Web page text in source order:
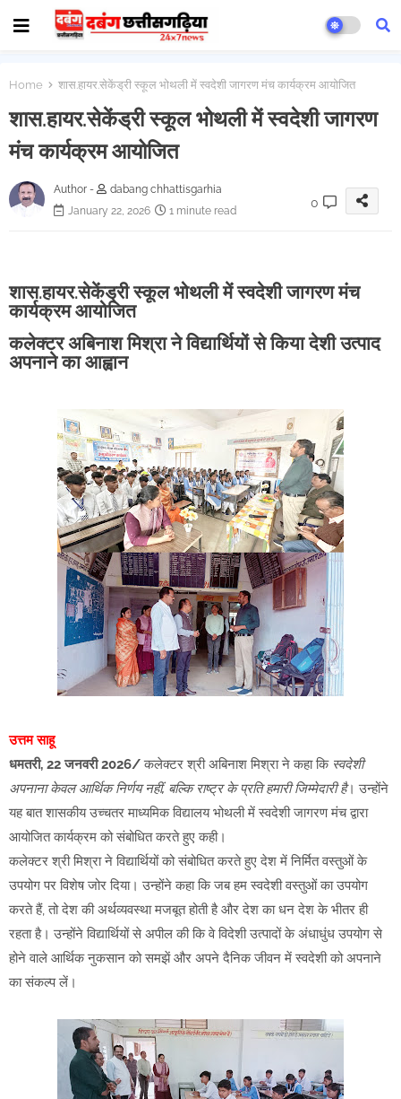
Home शास.हायर.सेकेंड्री स्कूल भोथली में स्वदेशी जागरण मंच कार्यक्रम आयोजित
शास.हायर.सेकेंड्री स्कूल भोथली में स्वदेशी जागरण
मंच कार्यक्रम आयोजित
Author -
dabang chhattisgarhia
January 22, 2026
1 minute read
0
शास.हायर.सेकेंड्री स्कूल भोथली में स्वदेशी जागरण मंच
कार्यक्रम आयोजित
कलेक्टर अबिनाश मिश्रा ने विद्यार्थियों से किया देशी उत्पाद
अपनाने का आह्वान
उत्तम साहू
धमतरी, 22 जनवरी 2026/कलेक्टर श्री अबिनाश मिश्रा ने कहा कि स्वदेशी
अपनाना केवल आर्थिक निर्णय नहीं, बल्कि राष्ट्र के प्रति हमारी जिम्मेदारी है। उन्होंने
यह बात शासकीय उच्चतर माध्यमिक विद्यालय भोथली में स्वदेशी जागरण मंच द्वारा
आयोजित कार्यक्रम को संबोधित करते हुए कही।
कलेक्टर श्री मिश्रा ने विद्यार्थियों को संबोधित करते हुए देश में निर्मित वस्तुओं के
उपयोग पर विशेष जोर दिया। उन्होंने कहा कि जब हम स्वदेशी वस्तुओं का उपयोग
करते हैं, तो देश की अर्थव्यवस्था मजबूत होती है और देश का धन देश के भीतर ही
रहता है। उन्होंने विद्यार्थियों से अपील की कि वे विदेशी उत्पादों के अंधाधुंध उपयोग से
होने वाले आर्थिक नुकसान को समझें और अपने दैनिक जीवन में स्वदेशी को अपनाने
का संकल्प लें।